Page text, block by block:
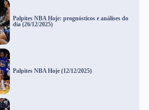
Palpites NBA Hoje: prognósticos e análises do
dia (26/12/2025)
Palpites NBA Hoje (12/12/2025)